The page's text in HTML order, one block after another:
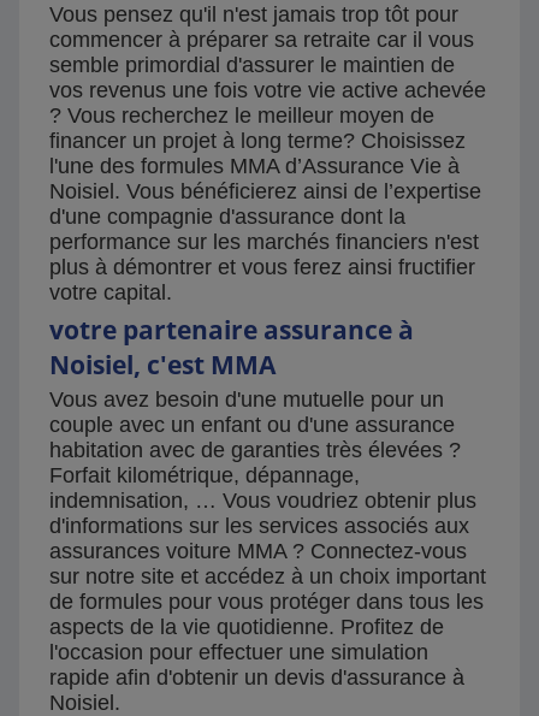
Vous pensez qu'il n'est jamais trop tôt pour
commencer à préparer sa retraite car il vous
semble primordial d'assurer le maintien de
vos revenus une fois votre vie active achevée
? Vous recherchez le meilleur moyen de
financer un projet à long terme? Choisissez
l'une des formules MMA d’Assurance Vie à
Noisiel. Vous bénéficierez ainsi de l’expertise
d'une compagnie d'assurance dont la
performance sur les marchés financiers n'est
plus à démontrer et vous ferez ainsi fructifier
votre capital.
votre partenaire assurance à
Noisiel, c'est MMA
Vous avez besoin d'une mutuelle pour un
couple avec un enfant ou d'une assurance
habitation avec de garanties très élevées ?
Forfait kilométrique, dépannage,
indemnisation, … Vous voudriez obtenir plus
d'informations sur les services associés aux
assurances voiture MMA ? Connectez-vous
sur notre site et accédez à un choix important
de formules pour vous protéger dans tous les
aspects de la vie quotidienne. Profitez de
l'occasion pour effectuer une simulation
rapide afin d'obtenir un devis d'assurance à
Noisiel.